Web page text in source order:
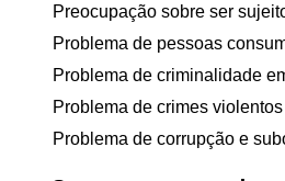
Preocupação sobre ser
Problema de pessoas
Problema de criminalidade
Problema de crimes
Problema de corrupção e